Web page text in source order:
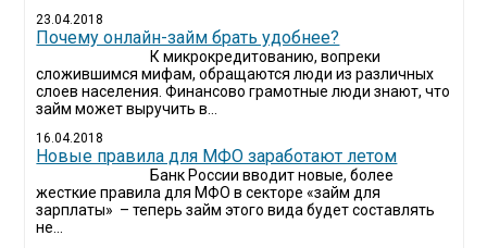
23.04.2018
Почему онлайн-займ брать удобнее?
К микрокредитованию, вопреки
сложившимся мифам, обращаются люди из различных
слоев населения. Финансово грамотные люди знают, что
займ может выручить в...
16.04.2018
Новые правила для МФО заработают летом
Банк России вводит новые, более
жесткие правила для МФО в секторе «займ для
зарплаты» – теперь займ этого вида будет составлять
не...